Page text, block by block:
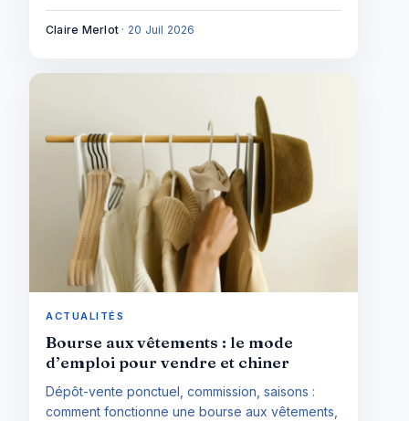
méthode pour bâtir le vôtre sur n'importe quel
produit.
Claire Merlot · 20 Juil 2026
ACTUALITÉS
Bourse aux vêtements : le mode
d’emploi pour vendre et chiner
Dépôt-vente ponctuel, commission, saisons :
comment fonctionne une bourse aux vêtements,